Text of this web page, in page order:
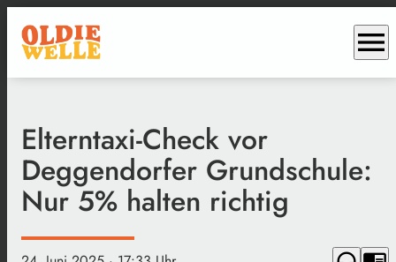
menu
Elterntaxi-Check vor
Deggendorfer Grundschule:
Nur 5% halten richtig